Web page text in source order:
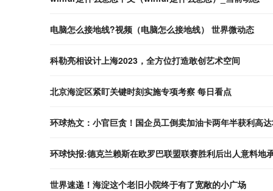
电脑怎么接地线?视频（电脑怎么接地线） 世界微动态
科勒亮相设计上海2023，全方位打造敢创艺术空间
北京海淀区紧盯关键时刻实施专项考察 每日看点
环球热文：小官巨贪！国企员工倒卖加油卡两年半获利高
环球快报:德克兰赖斯在欧罗巴联盟联赛胜利后出人意料地
世界速递！海淀这个老旧小院终于有了宽敞的小广场